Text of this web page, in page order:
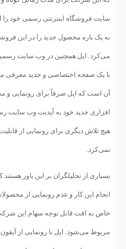
سایت فروشگاه اینترنتی رسمی خود
به یک باره محصول جدید را در این
می‌کرد. اپل همچنین در وب سایت
با یک صفحه اختصاصی و جدید معرفی
آن است که اپل صرفاً برای رونمایی
افزاری جدید خود به آپدیت وب سایت
هیچ تلاش دیگری برای رونمایی از
نمی‌کرد.
بسیاری از تحلیلگران بر این باور
انجام این کار و عدم رونمایی از